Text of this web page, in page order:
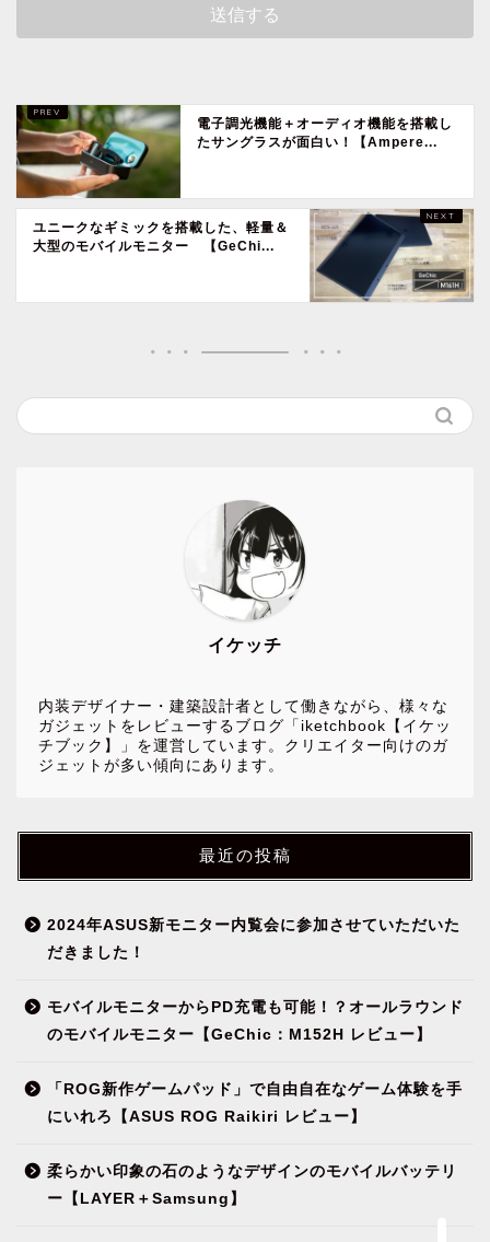
電子調光機能＋オーディオ機能を搭載し
たサングラスが面白い！【Ampere...
ユニークなギミックを搭載した、軽量＆
大型のモバイルモニター 【GeChi...
イケッチ
内装デザイナー・建築設計者として働きながら、様々な
ガジェットをレビューするブログ「iketchbook【イケッ
チブック】」を運営しています。クリエイター向けのガ
ジェットが多い傾向にあります。
最近の投稿
2024年ASUS新モニター内覧会に参加させていただいた
だきました！
モバイルモニターからPD充電も可能！？オールラウンド
のモバイルモニター【GeChic：M152H レビュー】
「ROG新作ゲームパッド」で自由自在なゲーム体験を手
にいれろ【ASUS ROG Raikiri レビュー】
柔らかい印象の石のようなデザインのモバイルバッテリ
ー【LAYER＋Samsung】
NEWS
ガジェット&小物
環境（インテリア）